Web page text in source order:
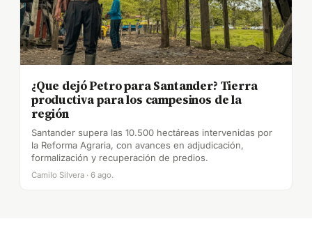
¿Que dejó Petro para Santander? Tierra
productiva para los campesinos de la
región
Santander supera las 10.500 hectáreas intervenidas por
la Reforma Agraria, con avances en adjudicación,
formalización y recuperación de predios.
Camilo Silvera · 6 ago.